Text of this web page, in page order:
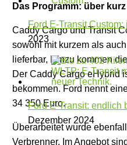
Das Programm: über
Caddy Cargo und Transit
sowohl mit kurzem als
lieferbar, Hinzu kommen
Der Caddy Cargo eHybrid
bekommen. Ford nennt
34 350 Euro.
Überarbeitet wurde
Verbrenner. Im Angebot
Ford E-Transit Custom:
2023
Ford E-Transit:
Dezember 2024